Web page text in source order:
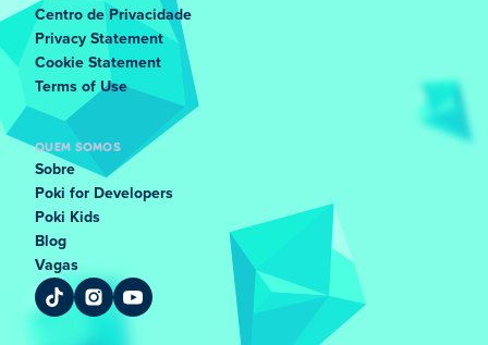
Centro de Privacidade
Privacy Statement
Cookie Statement
Terms of Use
QUEM SOMOS
Sobre
Poki for Developers
Poki Kids
Blog
Vagas